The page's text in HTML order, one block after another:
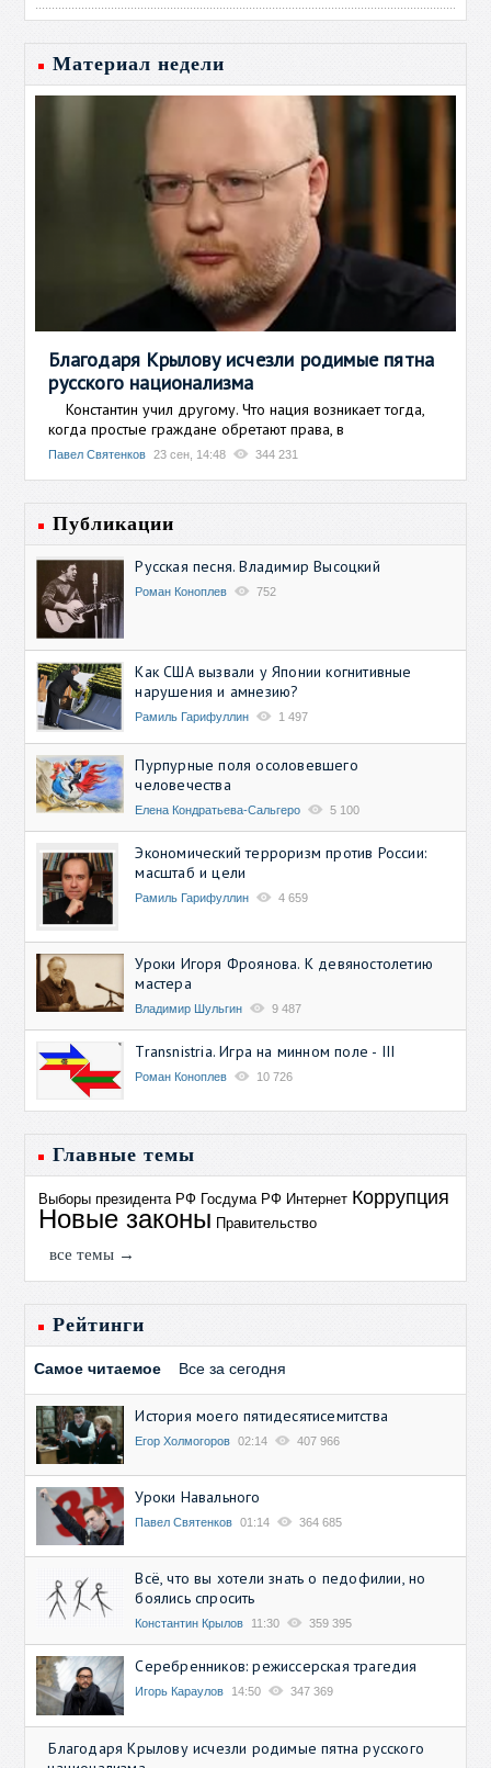
Материал недели
Благодаря Крылову исчезли родимые пятна
русского национализма
Константин учил другому. Что нация возникает тогда,
когда простые граждане обретают права, в
Павел Святенков 23 сен, 14:48 344 231
Публикации
Русская песня. Владимир Высоцкий
Роман Коноплев 752
Как США вызвали у Японии когнитивные
нарушения и амнезию?
Рамиль Гарифуллин 1 497
Пурпурные поля осоловевшего
человечества
Елена Кондратьева-Сальгеро 5 100
Экономический терроризм против России:
масштаб и цели
Рамиль Гарифуллин 4 659
Уроки Игоря Фроянова. К девяностолетию
мастера
Владимир Шульгин 9 487
Transnistria. Игра на минном поле - III
Роман Коноплев 10 726
Главные темы
Выборы президента РФ Госдума РФ Интернет Коррупция
Новые законы Правительство
все темы →
Рейтинги
Самое читаемое Все за сегодня
История моего пятидесятисемитства
Егор Холмогоров 02:14 407 966
Уроки Навального
Павел Святенков 01:14 364 685
Всё, что вы хотели знать о педофилии, но
боялись спросить
Константин Крылов 11:30 359 395
Серебренников: режиссерская трагедия
Игорь Караулов 14:50 347 369
Благодаря Крылову исчезли родимые пятна русского